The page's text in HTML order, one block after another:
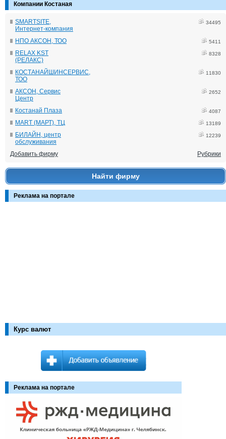
Компании Костаная
SMARTSITE,
Интернет-компания
34495
НПО АКСОН, ТОО 5411
RELAX KST
(РЕЛАКС)
8328
КОСТАНАЙШИНСЕРВИС,
ТОО
11830
АКСОН, Сервис
Центр
2652
Костанай Плаза 4087
MART (МАРТ), ТЦ 13189
БИЛАЙН, центр
обслуживания
12239
Добавить фирму Рубрики
Найти фирму
Реклама на портале
Курс валют
Реклама на портале